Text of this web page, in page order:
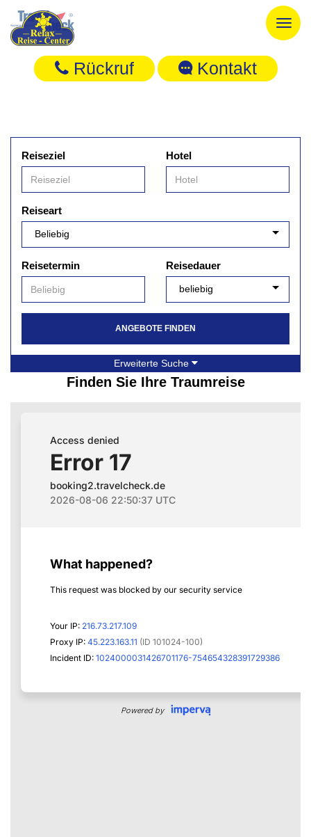
Toggle
Rückruf Kontakt
Reiseziel Hotel
Reiseart
Reisetermin Reisedauer
ANGEBOTE FINDEN
Erweiterte Suche
Finden Sie Ihre Traumreise